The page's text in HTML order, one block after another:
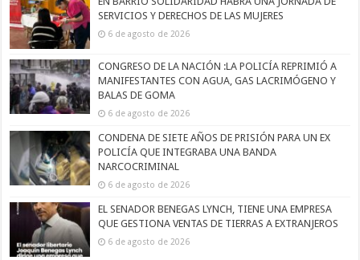
SERVICIOS Y DERECHOS DE LAS MUJERES
6 de agosto de 2026
CONGRESO DE LA NACIÓN :LA POLICÍA REPRIMIÓ A
MANIFESTANTES CON AGUA, GAS LACRIMÓGENO Y
BALAS DE GOMA
6 de agosto de 2026
CONDENA DE SIETE AÑOS DE PRISIÓN PARA UN EX
POLICÍA QUE INTEGRABA UNA BANDA
NARCOCRIMINAL
6 de agosto de 2026
EL SENADOR BENEGAS LYNCH, TIENE UNA EMPRESA
QUE GESTIONA VENTAS DE TIERRAS A EXTRANJEROS
6 de agosto de 2026